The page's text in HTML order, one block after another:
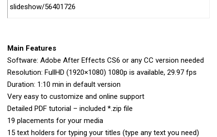
slideshow/56401726
Main Features
Software: Adobe After Effects CS6 or any CC version needed
Resolution: FullHD (1920×1080) 1080p is available, 29.97 fps
Duration: 1:10 min in default version
Very easy to customize and online support
Detailed PDF tutorial – included *.zip file
19 placements for your media
15 text holders for typing your titles (type any text you need)